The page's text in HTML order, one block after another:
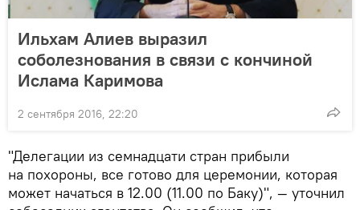
Ильхам Алиев выразил
соболезнования в связи с кончиной
Ислама Каримова
2 сентября 2016, 22:20
"Делегации из семнадцати стран прибыли
на похороны, все готово для церемонии, которая
может начаться в 12.00 (11.00 по Баку)", — уточнил